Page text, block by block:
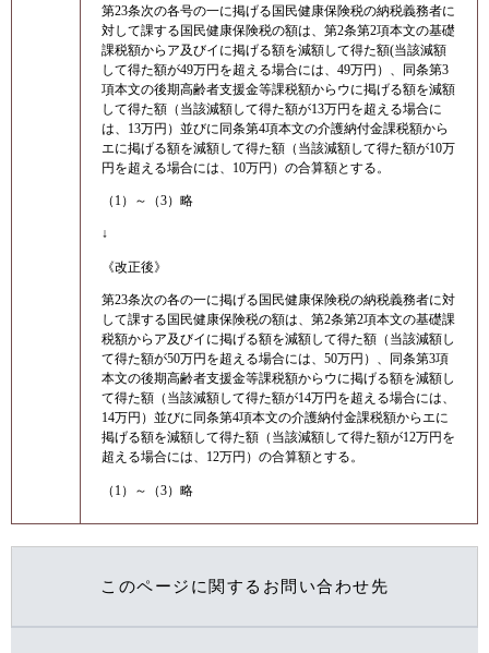
第23条次の各号の一に掲げる国民健康保険税の納税義務者に
対して課する国民健康保険税の額は、第2条第2項本文の基礎
課税額からア及びイに掲げる額を減額して得た額(当該減額
して得た額が49万円を超える場合には、49万円）、同条第3
項本文の後期高齢者支援金等課税額からウに掲げる額を減額
して得た額（当該減額して得た額が13万円を超える場合に
は、13万円）並びに同条第4項本文の介護納付金課税額から
エに掲げる額を減額して得た額（当該減額して得た額が10万
円を超える場合には、10万円）の合算額とする。
（1）～（3）略
↓
《改正後》
第23条次の各の一に掲げる国民健康保険税の納税義務者に対
して課する国民健康保険税の額は、第2条第2項本文の基礎課
税額からア及びイに掲げる額を減額して得た額（当該減額し
て得た額が50万円を超える場合には、50万円）、同条第3項
本文の後期高齢者支援金等課税額からウに掲げる額を減額し
て得た額（当該減額して得た額が14万円を超える場合には、
14万円）並びに同条第4項本文の介護納付金課税額からエに
掲げる額を減額して得た額（当該減額して得た額が12万円を
超える場合には、12万円）の合算額とする。
（1）～（3）略
このページに関するお問い合わせ先